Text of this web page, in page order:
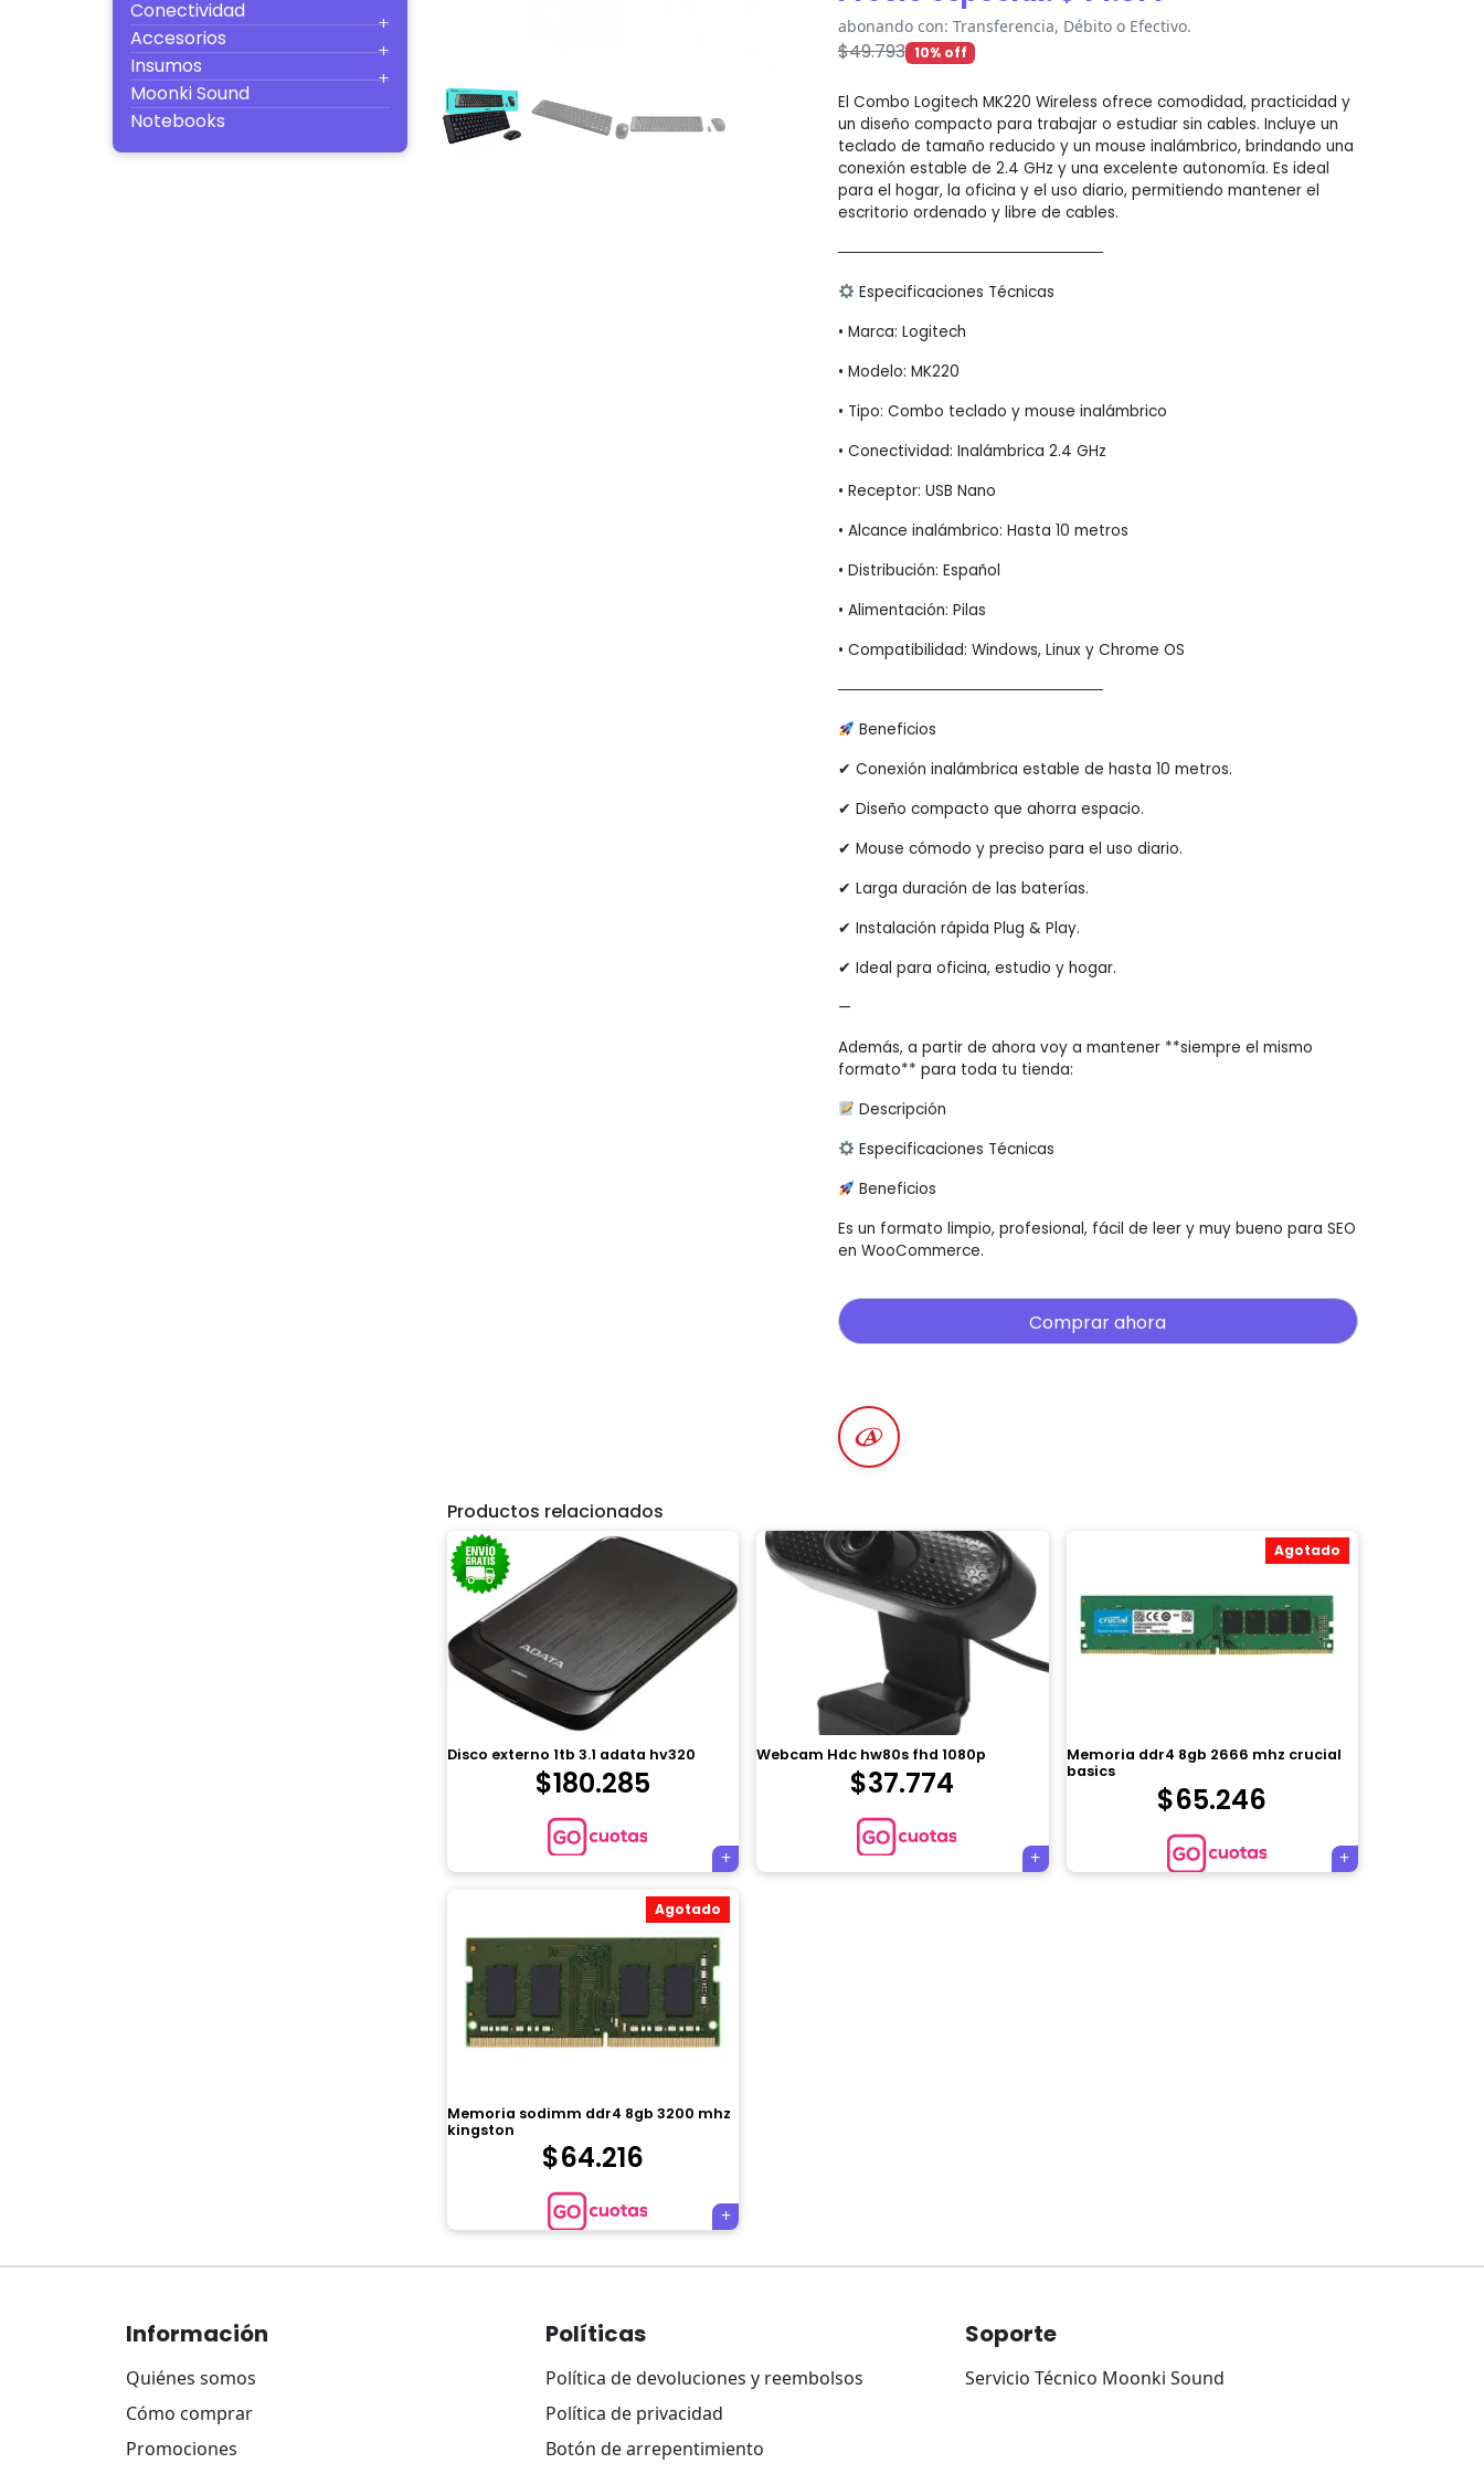
Conectividad
Accesorios
Insumos
Moonki Sound
Notebooks
abonando con: Transferencia, Débito o Efectivo.
$49.793 10% off
El Combo Logitech MK220 Wireless ofrece comodidad, practicidad y
un diseño compacto para trabajar o estudiar sin cables. Incluye un
teclado de tamaño reducido y un mouse inalámbrico, brindando una
conexión estable de 2.4 GHz y una excelente autonomía. Es ideal
para el hogar, la oficina y el uso diario, permitiendo mantener el
escritorio ordenado y libre de cables.
────────────────────────
Especificaciones Técnicas
• Marca: Logitech
• Modelo: MK220
• Tipo: Combo teclado y mouse inalámbrico
• Conectividad: Inalámbrica 2.4 GHz
• Receptor: USB Nano
• Alcance inalámbrico: Hasta 10 metros
• Distribución: Español
• Alimentación: Pilas
• Compatibilidad: Windows, Linux y Chrome OS
────────────────────────
Beneficios
✔ Conexión inalámbrica estable de hasta 10 metros.
✔ Diseño compacto que ahorra espacio.
✔ Mouse cómodo y preciso para el uso diario.
✔ Larga duración de las baterías.
✔ Instalación rápida Plug & Play.
✔ Ideal para oficina, estudio y hogar.
—
Además, a partir de ahora voy a mantener **siempre el mismo
formato** para toda tu tienda:
Descripción
Especificaciones Técnicas
Beneficios
Es un formato limpio, profesional, fácil de leer y muy bueno para SEO
en WooCommerce.
Comprar ahora
Productos relacionados
Disco externo 1tb 3.1 adata hv320
$180.285
Webcam Hdc hw80s fhd 1080p
$37.774
Agotado
Memoria ddr4 8gb 2666 mhz crucial
basics
$65.246
Agotado
Memoria sodimm ddr4 8gb 3200 mhz
kingston
$64.216
Navegación
entradas
Información
Quiénes somos
Cómo comprar
Promociones
Políticas
Política de devoluciones y reembolsos
Política de privacidad
Botón de arrepentimiento
Soporte
Servicio Técnico Moonki SoundTu carrito está vacío.